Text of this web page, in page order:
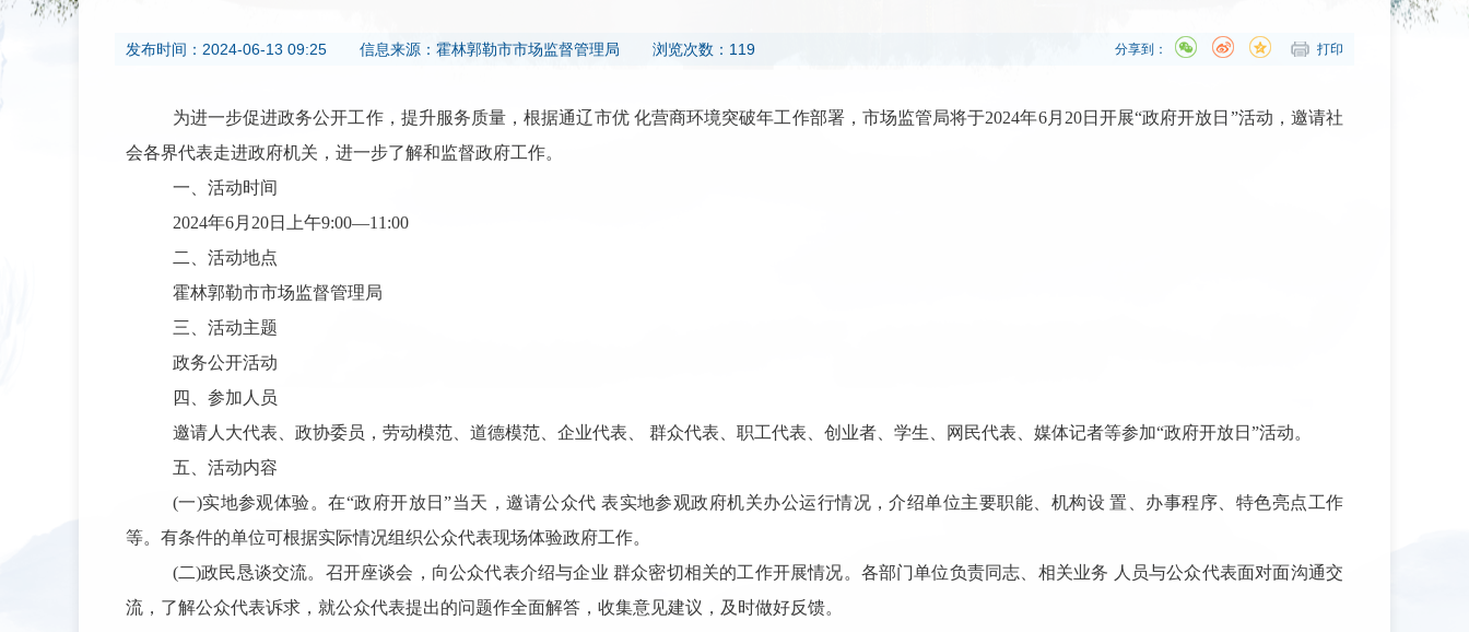
发布时间： 2024-06-13 09:25 信息来源： 霍林郭勒市市场监督管理局 浏览次数：119 打印
分享到：
为进一步促进政务公开工作，提升服务质量，根据通辽市优 化营商环境突破年工作部署，市场监管局将于2024年6月20日开展“政府开放日”活动，邀请社
会各界代表走进政府机关，进一步了解和监督政府工作。
一、活动时间
2024年6月20日上午9:00—11:00
二、活动地点
霍林郭勒市市场监督管理局
三、活动主题
政务公开活动
四、参加人员
邀请人大代表、政协委员，劳动模范、道德模范、企业代表、 群众代表、职工代表、创业者、学生、网民代表、媒体记者等参加“政府开放日”活动。
五、活动内容
(一)实地参观体验。在“政府开放日”当天，邀请公众代 表实地参观政府机关办公运行情况，介绍单位主要职能、机构设 置、办事程序、特色亮点工作
等。有条件的单位可根据实际情况组织公众代表现场体验政府工作。
(二)政民恳谈交流。召开座谈会，向公众代表介绍与企业 群众密切相关的工作开展情况。各部门单位负责同志、相关业务 人员与公众代表面对面沟通交
流，了解公众代表诉求，就公众代表提出的问题作全面解答，收集意见建议，及时做好反馈。